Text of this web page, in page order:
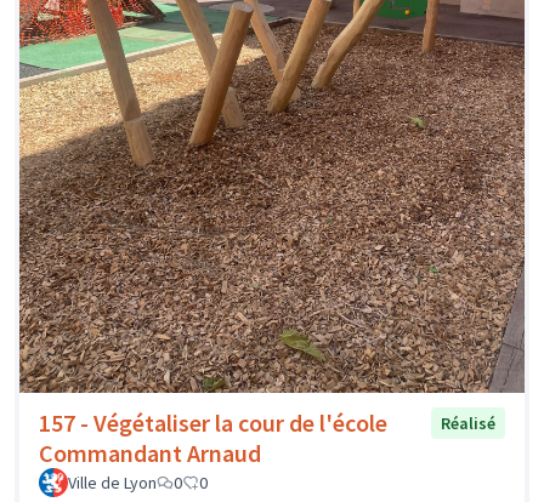
157 - Végétaliser la cour de l'école
Commandant Arnaud
Réalisé
Ville de Lyon 0 0